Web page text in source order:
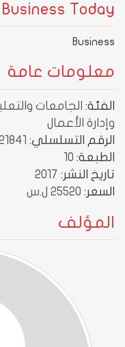
Business Today
Business
معلومات عامة
الفئة: الجامعات
وإدارة الأعمال
الرقم التسلسلي:
الطبعة: 10
تاريخ النشر: 2017
السعر: 25520 ل.س
المؤلف